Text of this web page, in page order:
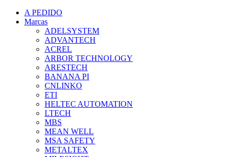
A PEDIDO
Marcas
ADELSYSTEM
ADVANTECH
ACREL
ARBOR TECHNOLOGY
ARESTECH
BANANA PI
CNLINKO
ETI
HELTEC AUTOMATION
LTECH
MBS
MEAN WELL
MSA SAFETY
METALTEX